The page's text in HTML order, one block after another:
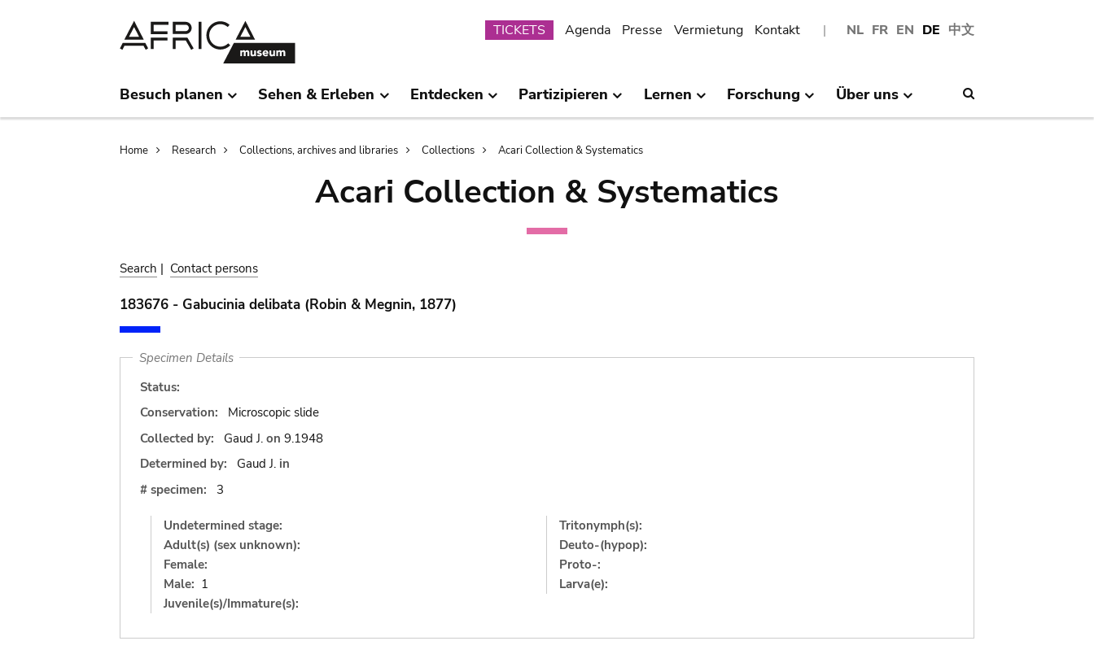
NL FR EN DE 中文
Submenu
TICKETS Agenda Presse Vermietung Kontakt
Besuch planen Sehen & Erleben Entdecken Partizipieren Lernen Forschung Über uns
Breadcrumb
Home Research Collections, archives and libraries Collections Acari Collection & Systematics
Acari Collection & Systematics
Search | Contact persons
183676 - Gabucinia delibata (Robin & Megnin, 1877)
Specimen Details
Status:
Conservation:
Microscopic slide
Collected by:
Gaud J. on 9.1948
Determined by:
Gaud J. in
# specimen:
3
Undetermined stage:
Adult(s) (sex unknown):
Female:
Male: 1
Juvenile(s)/Immature(s):
Tritonymph(s):
Deuto-(hypop):
Proto-:
Larva(e):